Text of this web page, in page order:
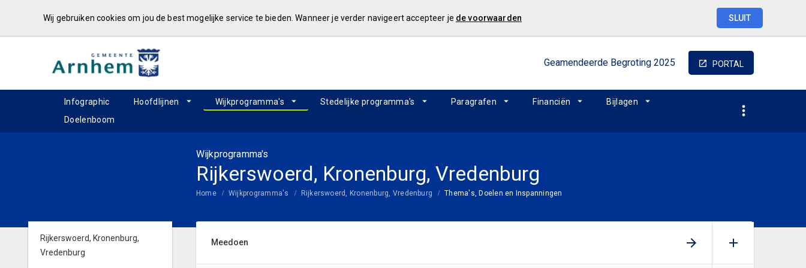
Wij gebruiken cookies om jou de best mogelijke service te bieden. Wanneer je verder navigeert accepteer je de voorwaarden SLUIT
Geamendeerde Begroting 2025 PORTAL
Infographic Hoofdlijnen Wijkprogramma's Stedelijke programma's Paragrafen Financiën
Bijlagen
Doelenboom
Wijkprogramma's
Rijkerswoerd, Kronenburg, Vredenburg
Home Wijkprogramma's Rijkerswoerd, Kronenburg, Vredenburg Thema's, Doelen en Inspanningen
Rijkerswoerd, Kronenburg,
Vredenburg
Meedoen